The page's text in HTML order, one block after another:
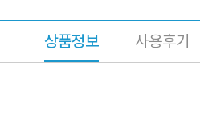
상품정보 사용후기